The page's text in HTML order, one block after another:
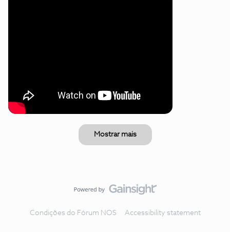
Mostrar mais
Condições do Fórum NOS Accessibility statement